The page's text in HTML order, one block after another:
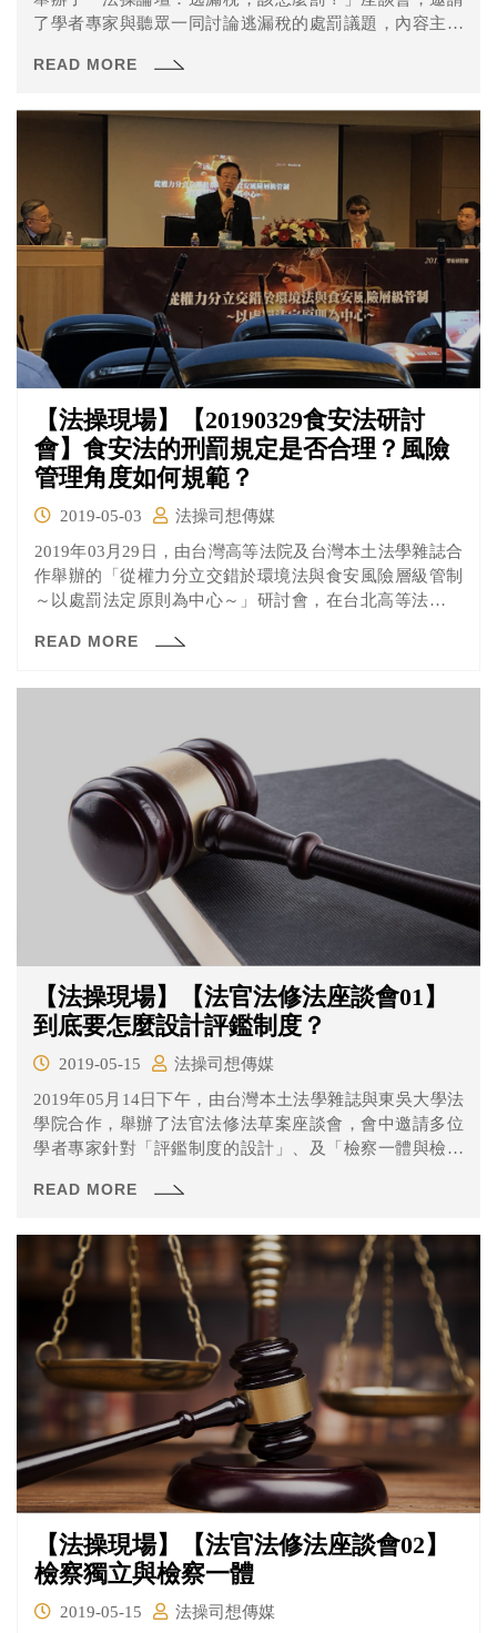
了學者專家與聽眾一同討論逃漏稅的處罰議題，內容主要
額，均是國稅局說了算，國稅局都用其認為可以課到最多
READ MORE
【法操現場】【20190329食安法研討
會】食安法的刑罰規定是否合理？風險
管理角度如何規範？
2019-05-03
法操司想傳媒
2019年03月29日，由台灣高等法院及台灣本土法學雜誌合
作舉辦的「從權力分立交錯於環境法與食安風險層級管制
～以處罰法定原則為中心～」研討會，在台北高等法院民
中的處罰規定予以介紹、交流。
READ MORE
【法操現場】【法官法修法座談會01】
到底要怎麼設計評鑑制度？
2019-05-15
法操司想傳媒
2019年05月14日下午，由台灣本土法學雜誌與東吳大學法
學院合作，舉辦了法官法修法草案座談會，會中邀請多位
學者專家針對「評鑑制度的設計」、及「檢察一體與檢察
關「評鑑制度的設計部分」的討論。
READ MORE
【法操現場】【法官法修法座談會02】
檢察獨立與檢察一體
2019-05-15
法操司想傳媒